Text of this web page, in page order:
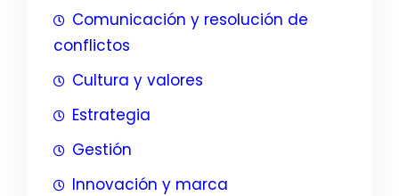
Comunicación y resolución de
conflictos
Cultura y valores
Estrategia
Gestión
Innovación y marca